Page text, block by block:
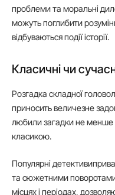
проблеми та моральні
можуть поглибити
відбуваються події історії.
Класичні чи
Розгадка складної
приносить величезне
любили загадки не менше
класикою.
Популярні
та сюжетними поворотами.
місцях і періодах,